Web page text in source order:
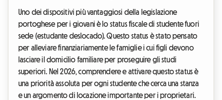
Uno dei dispositivi più vantaggiosi della legislazione
portoghese per i giovani è lo status fiscale di studente fuori
sede (estudante deslocado). Questo status è stato pensato
per alleviare finanziariamente le famiglie i cui figli devono
lasciare il domicilio familiare per proseguire gli studi
superiori. Nel 2026, comprendere e attivare questo status è
una priorità assoluta per ogni studente che cerca una stanza
e un argomento di locazione importante per i proprietari.